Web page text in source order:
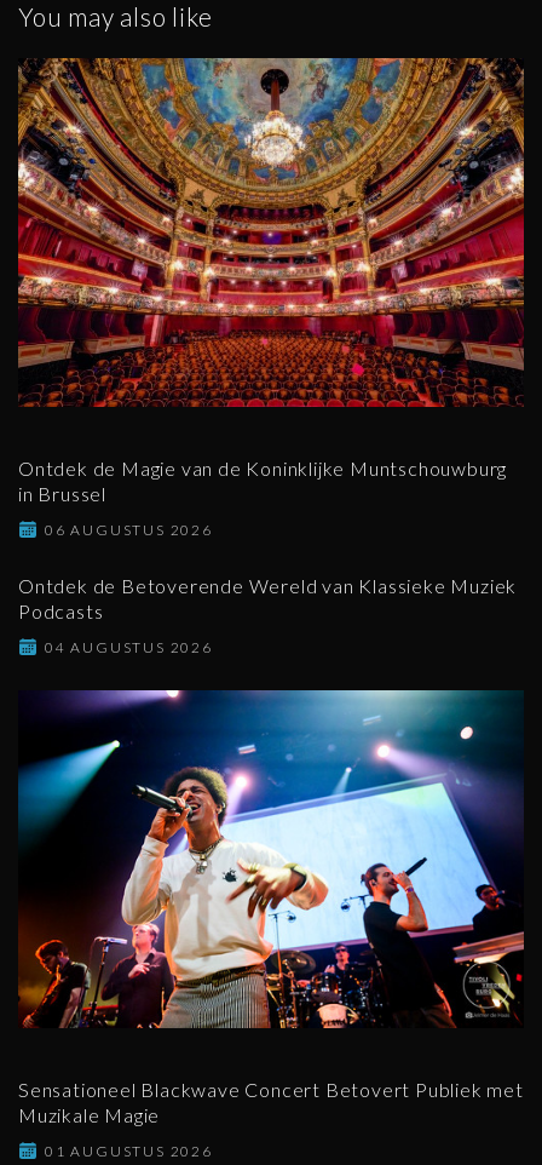
You may also like
Ontdek de Magie van de Koninklijke Muntschouwburg
in Brussel
06 AUGUSTUS 2026
Ontdek de Betoverende Wereld van Klassieke Muziek
Podcasts
04 AUGUSTUS 2026
Sensationeel Blackwave Concert Betovert Publiek met
Muzikale Magie
01 AUGUSTUS 2026